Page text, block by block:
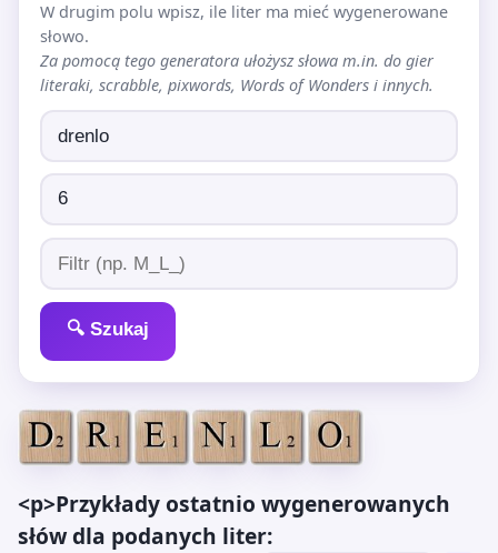
W drugim polu wpisz, ile liter ma mieć wygenerowane
słowo.
Za pomocą tego generatora ułożysz słowa m.in. do gier
literaki, scrabble, pixwords, Words of Wonders i innych.
🔍 Szukaj
<p>Przykłady ostatnio wygenerowanych
słów dla podanych liter: